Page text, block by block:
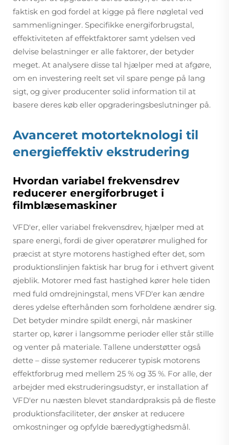
faktisk en god fordel at kigge på flere nøgletal ved
sammenligninger. Specifikke energiforbrugstal,
effektiviteten af effektfaktorer samt ydelsen ved
delvise belastninger er alle faktorer, der betyder
meget. At analysere disse tal hjælper med at afgøre,
om en investering reelt set vil spare penge på lang
sigt, og giver producenter solid information til at
basere deres køb eller opgraderingsbeslutninger på.
Avanceret motorteknologi til
energieffektiv ekstrudering
Hvordan variabel frekvensdrev
reducerer energiforbruget i
filmblæsemaskiner
VFD'er, eller variabel frekvensdrev, hjælper med at
spare energi, fordi de giver operatører mulighed for
præcist at styre motorens hastighed efter det, som
produktionslinjen faktisk har brug for i ethvert givent
øjeblik. Motorer med fast hastighed kører hele tiden
med fuld omdrejningstal, mens VFD'er kan ændre
deres ydelse efterhånden som forholdene ændrer sig.
Det betyder mindre spildt energi, når maskiner
starter op, kører i langsomme perioder eller står stille
og venter på materiale. Tallene understøtter også
dette – disse systemer reducerer typisk motorens
effektforbrug med mellem 25 % og 35 %. For alle, der
arbejder med ekstruderingsudstyr, er installation af
VFD'er nu næsten blevet standardpraksis på de fleste
produktionsfaciliteter, der ønsker at reducere
omkostninger og opfylde bæredygtighedsmål.